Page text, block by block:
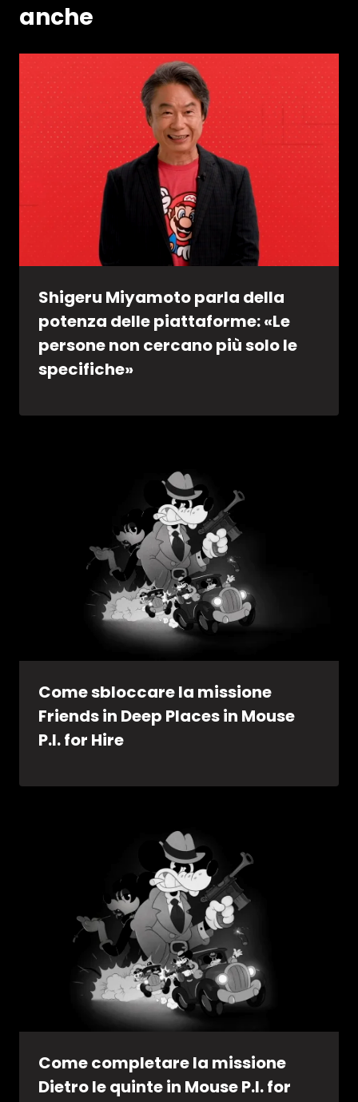
anche
Shigeru Miyamoto parla della
potenza delle piattaforme: «Le
persone non cercano più solo le
specifiche»
Come sbloccare la missione
Friends in Deep Places in Mouse
P.I. for Hire
Come completare la missione
Dietro le quinte in Mouse P.I. for